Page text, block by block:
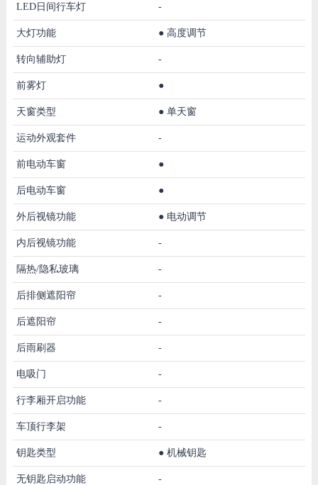
LED日间行车灯 -
大灯功能 ● 高度调节
转向辅助灯 -
前雾灯 ●
天窗类型 ● 单天窗
运动外观套件 -
前电动车窗 ●
后电动车窗 ●
外后视镜功能 ● 电动调节
内后视镜功能 -
隔热/隐私玻璃 -
后排侧遮阳帘 -
后遮阳帘 -
后雨刷器 -
电吸门 -
行李厢开启功能 -
车顶行李架 -
钥匙类型 ● 机械钥匙
无钥匙启动功能 -